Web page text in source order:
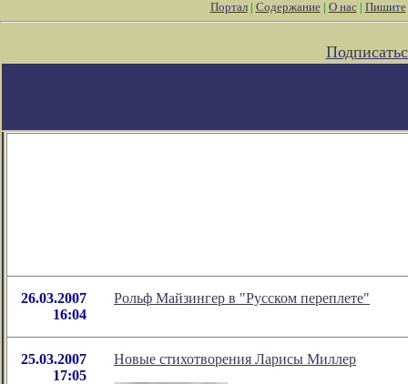
Портал| Содержание| О нас| Пишите
26.03.2007
16:04
Рольф Майзингер в "Русском переплете"
25.03.2007
17:05
Новые стихотворения Ларисы Миллер